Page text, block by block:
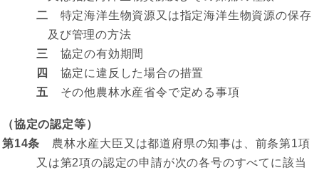
二 特定海洋生物資源又は指定海洋生物資源の保存
及び管理の方法
三
協定の有効期間
四
協定に違反した場合の措置
五 その他農林水産省令で定める事項
（協定の認定等）
第14条 農林水産大臣又は都道府県の知事は、前条第1項
又は第2項の認定の申請が次の各号のすべてに該当